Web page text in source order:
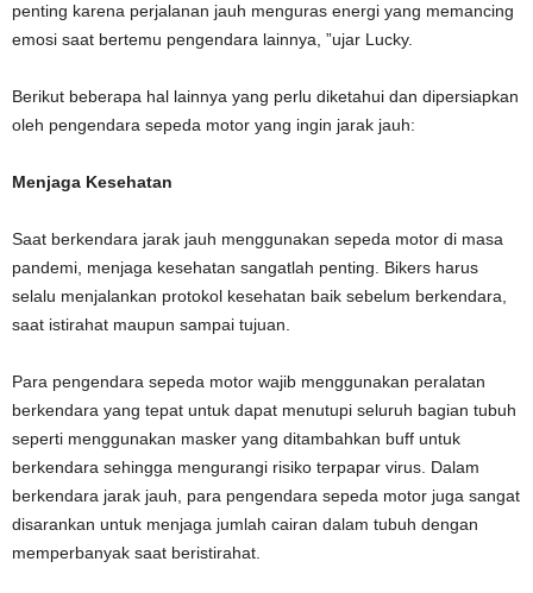
penting karena perjalanan jauh menguras energi yang memancing
emosi saat bertemu pengendara lainnya, ”ujar Lucky.
Berikut beberapa hal lainnya yang perlu diketahui dan dipersiapkan
oleh pengendara sepeda motor yang ingin jarak jauh:
Menjaga Kesehatan
Saat berkendara jarak jauh menggunakan sepeda motor di masa
pandemi, menjaga kesehatan sangatlah penting. Bikers harus
selalu menjalankan protokol kesehatan baik sebelum berkendara,
saat istirahat maupun sampai tujuan.
Para pengendara sepeda motor wajib menggunakan peralatan
berkendara yang tepat untuk dapat menutupi seluruh bagian tubuh
seperti menggunakan masker yang ditambahkan buff untuk
berkendara sehingga mengurangi risiko terpapar virus. Dalam
berkendara jarak jauh, para pengendara sepeda motor juga sangat
disarankan untuk menjaga jumlah cairan dalam tubuh dengan
memperbanyak saat beristirahat.